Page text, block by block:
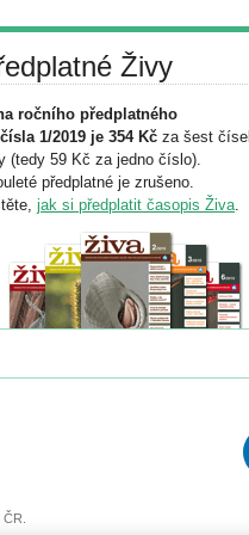
Živy
ročního předplatného
1/2019 je 354 Kč za šest čísel
(tedy 59 Kč za jedno číslo).
předplatné je zrušeno.
jak si předplatit časopis Živa.